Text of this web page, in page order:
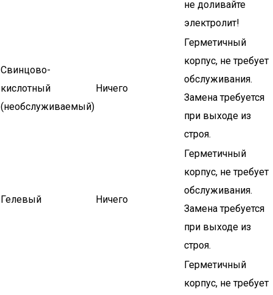
не доливайте
электролит!
Свинцово-
кислотный
(необслуживаемый)
Ничего
Герметичный
корпус, не требует
обслуживания.
Замена требуется
при выходе из
строя.
Гелевый Ничего
Герметичный
корпус, не требует
обслуживания.
Замена требуется
при выходе из
строя.
Герметичный
корпус, не требует